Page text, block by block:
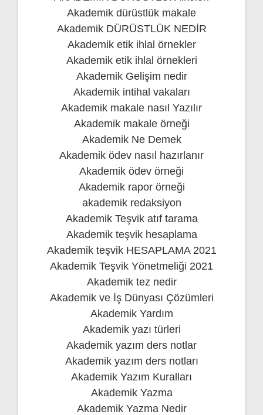
Akademik dürüstlük makale
Akademik DÜRÜSTLÜK NEDİR
Akademik etik ihlal örnekler
Akademik etik ihlal örnekleri
Akademik Gelişim nedir
Akademik intihal vakaları
Akademik makale nasıl Yazılır
Akademik makale örneği
Akademik Ne Demek
Akademik ödev nasıl hazırlanır
Akademik ödev örneği
Akademik rapor örneği
akademik redaksiyon
Akademik Teşvik atıf tarama
Akademik teşvik hesaplama
Akademik teşvik HESAPLAMA 2021
Akademik Teşvik Yönetmeliği 2021
Akademik tez nedir
Akademik ve İş Dünyası Çözümleri
Akademik Yardım
Akademik yazı türleri
Akademik yazım ders notlar
Akademik yazım ders notları
Akademik Yazım Kuralları
Akademik Yazma
Akademik Yazma Nedir